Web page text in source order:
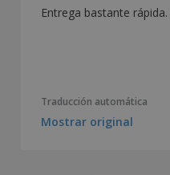
Entrega bastante
Traducción automática
Mostrar original